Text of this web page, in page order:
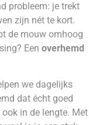
probleem: je trekt
zijn nét te kort.
de mouw omhoog
Een overhemd
we dagelijks
dat écht goed
in de lengte. Met